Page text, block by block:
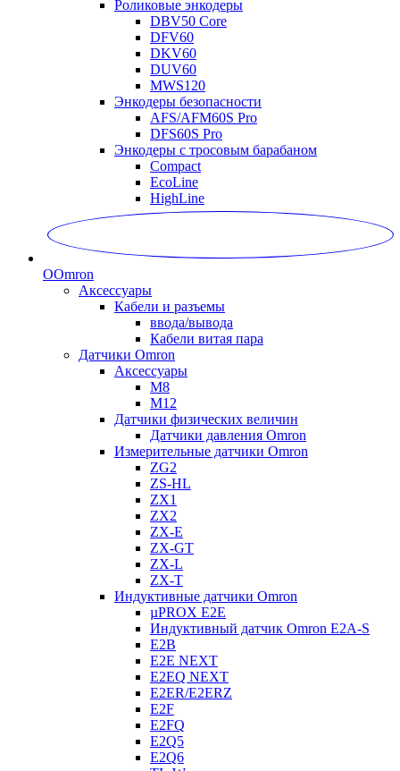
Роликовые энкодеры
DBV50 Core
DFV60
DKV60
DUV60
MWS120
Энкодеры безопасности
AFS/AFM60S Pro
DFS60S Pro
Энкодеры с тросовым барабаном
Compact
EcoLine
HighLine
OOmron
Аксессуары
Кабели и разъемы
ввода/вывода
Кабели витая пара
Датчики Omron
Аксессуары
M8
M12
Датчики физических величин
Датчики давления Omron
Измерительные датчики Omron
ZG2
ZS-HL
ZX1
ZX2
ZX-E
ZX-GT
ZX-L
ZX-T
Индуктивные датчики Omron
µPROX E2E
Индуктивный датчик Omron E2A-S
E2B
E2E NEXT
E2EQ NEXT
E2ER/E2ERZ
E2F
E2FQ
E2Q5
E2Q6